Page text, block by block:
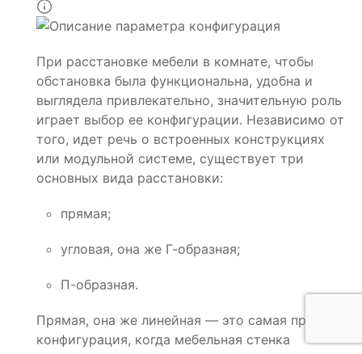
При расстановке мебели в комнате, чтобы
обстановка была функциональна, удобна и
выглядела привлекательно, значительную роль
играет выбор ее конфигурации. Независимо от
того, идет речь о встроенных конструкциях
или модульной системе, существует три
основных вида расстановки:
прямая;
угловая, она же Г-образная;
П-образная.
Прямая, она же линейная — это самая простая
конфигурация, когда мебельная стенка